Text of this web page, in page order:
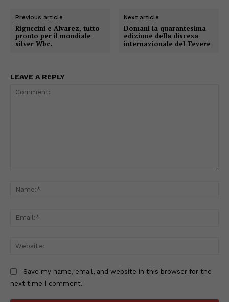
Previous article
Riguccini e Alvarez, tutto
pronto per il mondiale
silver Wbc.
Next article
Domani la quarantesima
edizione della discesa
internazionale del Tevere
LEAVE A REPLY
Save my name, email, and website in this browser for the
next time I comment.